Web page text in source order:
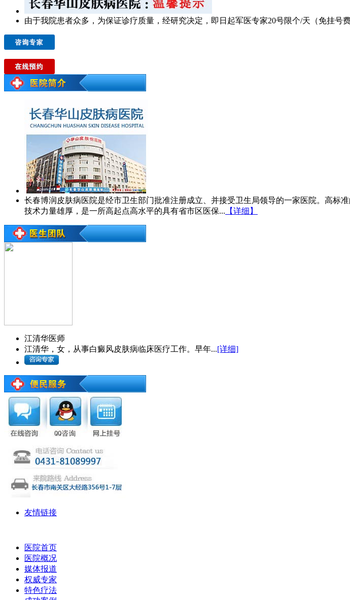
由于我院患者众多，为保证诊疗质量，经研究决定，即日起军医专家20号限个/天（免挂号
长春博润皮肤病医院是经市卫生部门批准注册成立、并接受卫生局领导的一家医院。高标
技术力量雄厚，是一所高起点高水平的具有省市区医保... 【详细】
江清华医师
江清华，女，从事白癜风皮肤病临床医疗工作。早年...[详细]
友情链接
医院首页
医院概况
媒体报道
权威专家
特色疗法